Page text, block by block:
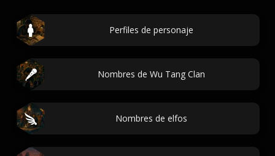
Perfiles de personaje
Nombres de Wu Tang Clan
Nombres de elfos